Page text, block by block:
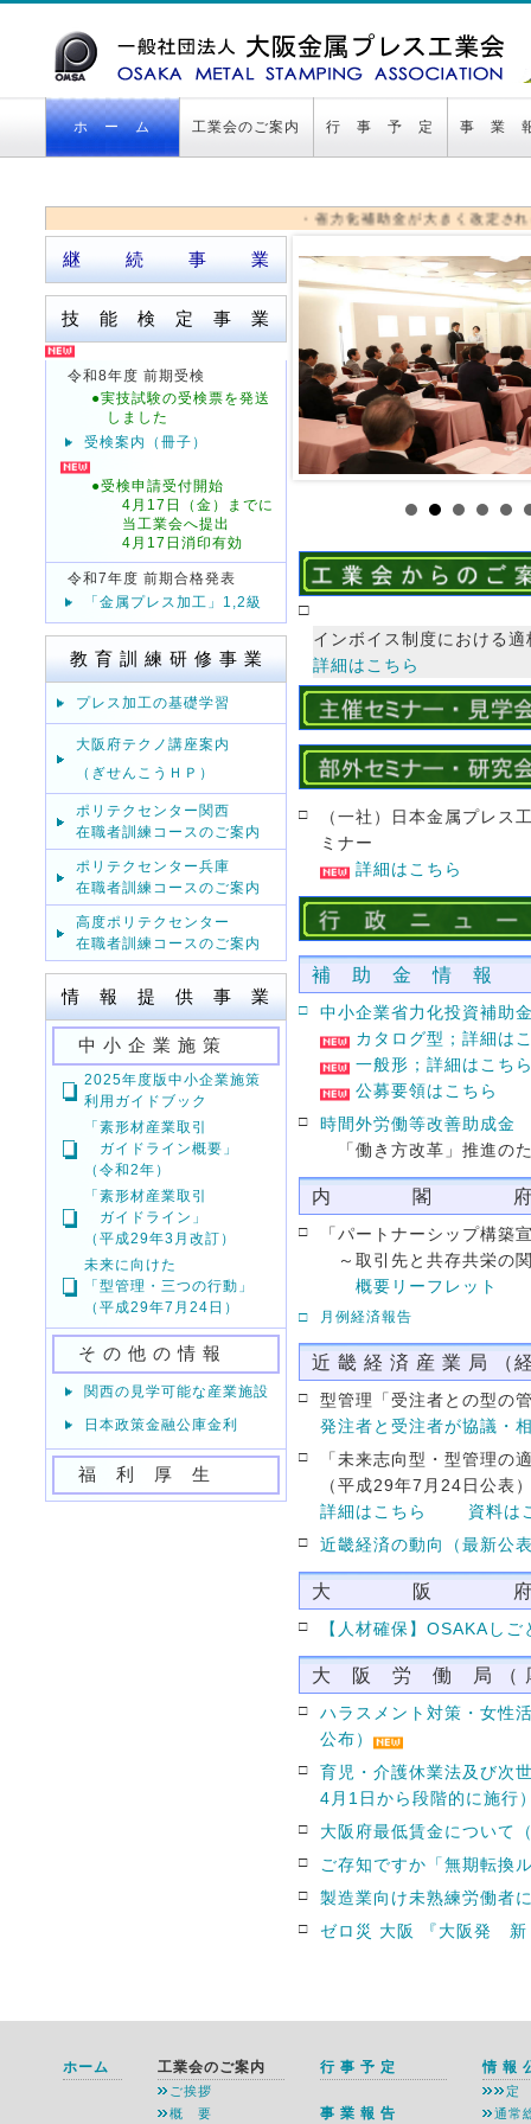
ホ ー ム 工業会のご案内 行 事 予 定 事 業
・省力化補助金が大きく改定され
継 続 事 業
技 能 検 定 事 業
令和8年度 前期受検
●実技試験の受検票を発送
しました
受検案内（冊子）
●受検申請受付開始
4月17日（金）までに
当工業会へ提出
4月17日消印有効
令和7年度 前期合格発表
「金属プレス加工」1,2級
教 育 訓 練 研 修 事 業
プレス加工の基礎学習
大阪府テクノ講座案内
（ぎせんこうＨＰ）
ポリテクセンター関西
在職者訓練コースのご案内
ポリテクセンター兵庫
在職者訓練コースのご案内
高度ポリテクセンター
在職者訓練コースのご案内
情 報 提 供 事 業
中 小 企 業 施 策
2025年度版中小企業施策
利用ガイドブック
「素形材産業取引
ガイドライン概要」
（令和2年）
「素形材産業取引
ガイドライン」
（平成29年3月改訂）
未来に向けた
「型管理・三つの行動」
（平成29年7月24日）
そ の 他 の 情 報
関西の見学可能な産業施設
日本政策金融公庫金利
福 利 厚 生
□
インボイス制度における
詳細はこちら
□
（一社）日本金属プレ
ミナー
詳細はこちら
補 助 金 情 報
□
中小企業省力化投資補助
カタログ型；詳細は
一般形；詳細はこち
公募要領はこちら
□
時間外労働等改善助成金
「働き方改革」推進の
内 閣
□
「パートナーシップ構築
～取引先と共存共栄の
概要リーフレット
□ 月例経済報告
近 畿 経 済 産 業 局 （
□
型管理「受注者との型の
発注者と受注者が協議・
□
「未来志向型・型管理の
（平成29年7月24日公表
詳細はこちら
資料は
□ 近畿経済の動向（最新公
大 阪
□ 【人材確保】OSAKAし
大 阪 労 働 局 （ 厚
□
ハラスメント対策・女性
公布）
□
育児・介護休業法及び次
4月1日から段階的に施行
□ 大阪府最低賃金について
□ ご存知ですか「無期転換
□ 製造業向け未熟練労働者
□ ゼロ災 大阪 『大阪発 新
ホーム 工業会のご案内
ご挨拶
概 要
行 事 予 定
事 業 報 告
情 報
定
通常